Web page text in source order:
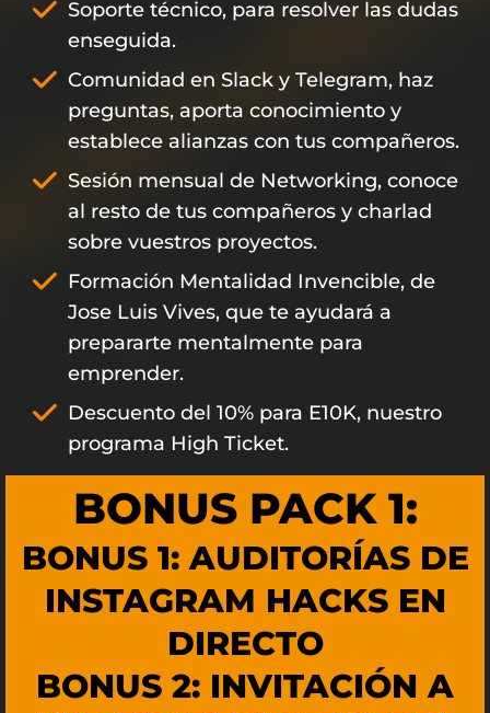
Soporte técnico, para resolver las dudas
enseguida.
Comunidad en Slack y Telegram, haz
preguntas, aporta conocimiento y
establece alianzas con tus compañeros.
Sesión mensual de Networking, conoce
al resto de tus compañeros y charlad
sobre vuestros proyectos.
Formación Mentalidad Invencible, de
Jose Luis Vives, que te ayudará a
prepararte mentalmente para
emprender.
Descuento del 10% para E10K, nuestro
programa High Ticket.
BONUS PACK 1:
BONUS 1: AUDITORÍAS DE
INSTAGRAM HACKS EN
DIRECTO
BONUS 2: INVITACIÓN A